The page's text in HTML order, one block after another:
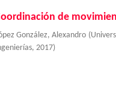
de
González, Alexandro (
, 2017)